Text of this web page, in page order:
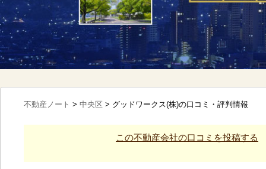
不動産ノート > 中央区 > グッドワークス(株)の口コミ・評判情報
この不動産会社の口コミを投稿する